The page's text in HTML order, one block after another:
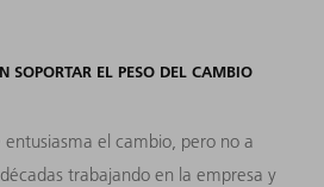
SOPORTAR EL PESO DEL CAMBIO
el cambio, pero no a
trabajando en la empresa y